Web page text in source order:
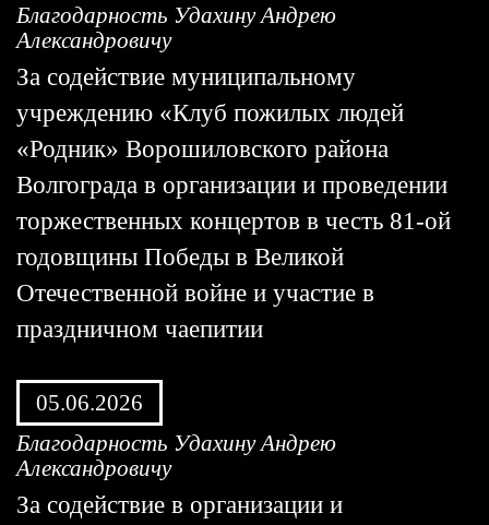
Благодарность Удахину Андрею
Александровичу
За содействие муниципальному
учреждению «Клуб пожилых людей
«Родник» Ворошиловского района
Волгограда в организации и проведении
торжественных концертов в честь 81-ой
годовщины Победы в Великой
Отечественной войне и участие в
праздничном чаепитии
05.06.2026
Благодарность Удахину Андрею
Александровичу
За содействие в организации и